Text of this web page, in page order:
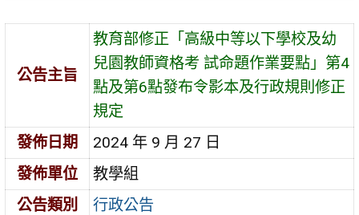
公告主旨
教育部修正「高級中等以下學校及幼
兒園教師資格考 試命題作業要點」第4
點及第6點發布令影本及行政規則修正
規定
發佈日期
2024 年 9 月 27 日
發佈單位
教學組
公告類別
行政公告